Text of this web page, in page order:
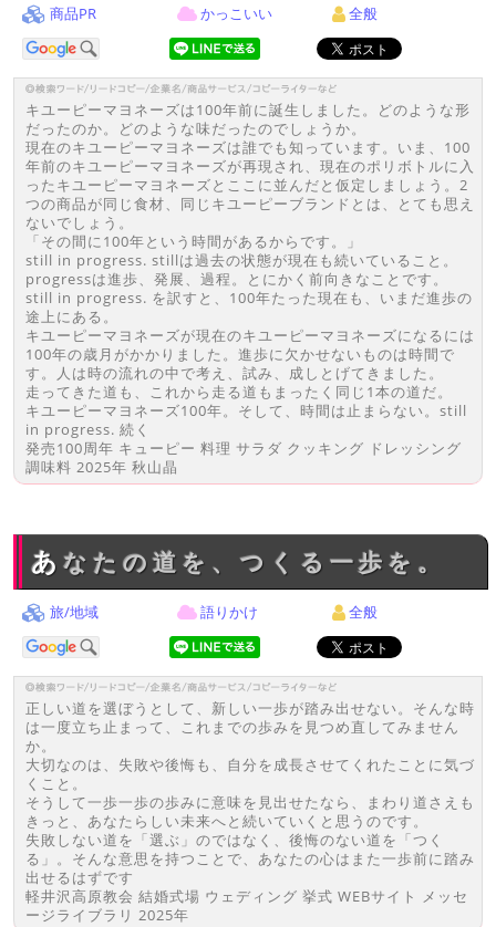
商品PR かっこいい 全般
キユーピーマヨネーズは100年前に誕生しました。どのような形
だったのか。どのような味だったのでしょうか。
現在のキユーピーマヨネーズは誰でも知っています。いま、100
年前のキユーピーマヨネーズが再現され、現在のポリボトルに入
ったキユーピーマヨネーズとここに並んだと仮定しましょう。2
つの商品が同じ食材、同じキユーピーブランドとは、とても思え
ないでしょう。
「その間に100年という時間があるからです。」
still in progress. stillは過去の状態が現在も続いていること。
progressは進歩、発展、過程。とにかく前向きなことです。
still in progress. を訳すと、100年たった現在も、いまだ進歩の
途上にある。
キユーピーマヨネーズが現在のキユーピーマヨネーズになるには
100年の歳月がかかりました。進歩に欠かせないものは時間で
す。人は時の流れの中で考え、試み、成しとげてきました。
走ってきた道も、これから走る道もまったく同じ1本の道だ。
キユーピーマヨネーズ100年。そして、時間は止まらない。still
in progress. 続く
発売100周年 キューピー 料理 サラダ クッキング ドレッシング
調味料 2025年 秋山晶
あなたの道を、つくる一歩を。
旅/地域 語りかけ 全般
正しい道を選ぼうとして、新しい一歩が踏み出せない。そんな時
は一度立ち止まって、これまでの歩みを見つめ直してみません
か。
大切なのは、失敗や後悔も、自分を成長させてくれたことに気づ
くこと。
そうして一歩一歩の歩みに意味を見出せたなら、まわり道さえも
きっと、あなたらしい未来へと続いていくと思うのです。
失敗しない道を「選ぶ」のではなく、後悔のない道を「つく
る」。そんな意思を持つことで、あなたの心はまた一歩前に踏み
出せるはずです
軽井沢高原教会 結婚式場 ウェディング 挙式 WEBサイト メッセ
ージライブラリ 2025年